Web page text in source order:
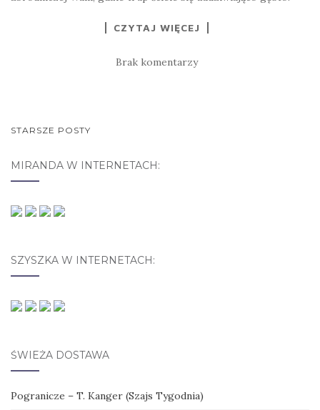
CZYTAJ WIĘCEJ
Brak komentarzy
STARSZE POSTY
MIRANDA W INTERNETACH:
SZYSZKA W INTERNETACH:
ŚWIEŻA DOSTAWA
Pogranicze – T. Kanger (Szajs Tygodnia)